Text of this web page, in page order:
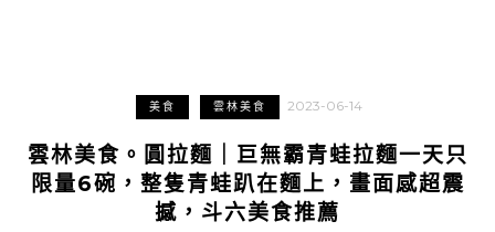
美食 雲林美食 2023-06-14
雲林美食。圓拉麵｜巨無霸青蛙拉麵一天只
限量6碗，整隻青蛙趴在麵上，畫面感超震
撼，斗六美食推薦